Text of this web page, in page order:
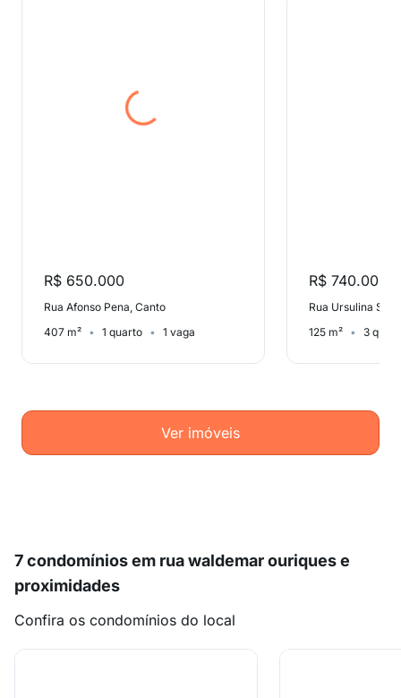
R$ 650.000
Rua Afonso Pena, Canto
407 m²
1 quarto 1 vaga
R$ 740.000
Rua Ursulina
125 m²
3
Ver imóveis
7 condomínios em rua waldemar ouriques e
proximidades
Confira os condomínios do local